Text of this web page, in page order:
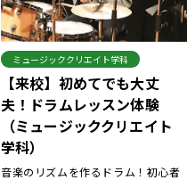
ミュージッククリエイト学科
【来校】初めてでも大丈
夫！ドラムレッスン体験
（ミュージッククリエイト
学科）
音楽のリズムを作るドラム！初心者